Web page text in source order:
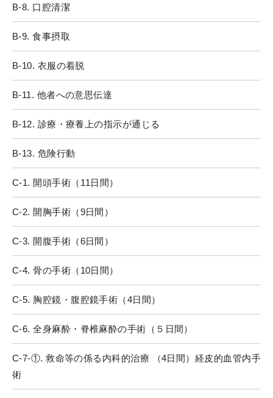
B-8. 口腔清潔
B-9. 食事摂取
B-10. 衣服の着脱
B-11. 他者への意思伝達
B-12. 診療・療養上の指示が通じる
B-13. 危険行動
C-1. 開頭手術（11日間）
C-2. 開胸手術（9日間）
C-3. 開腹手術（6日間）
C-4. 骨の手術（10日間）
C-5. 胸腔鏡・腹腔鏡手術（4日間）
C-6. 全身麻酔・脊椎麻酔の手術（５日間）
C-7-①. 救命等の係る内科的治療 （4日間）経皮的血管内手
術